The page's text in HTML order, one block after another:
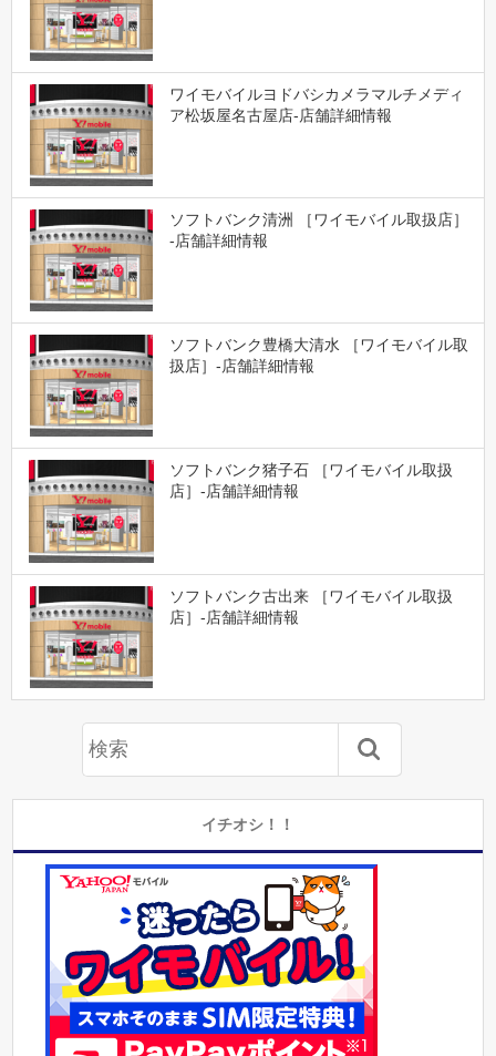
ワイモバイルヨドバシカメラマルチメディ
ア松坂屋名古屋店-店舗詳細情報
ソフトバンク清洲 ［ワイモバイル取扱店］
-店舗詳細情報
ソフトバンク豊橋大清水 ［ワイモバイル取
扱店］-店舗詳細情報
ソフトバンク猪子石 ［ワイモバイル取扱
店］-店舗詳細情報
ソフトバンク古出来 ［ワイモバイル取扱
店］-店舗詳細情報
イチオシ！！